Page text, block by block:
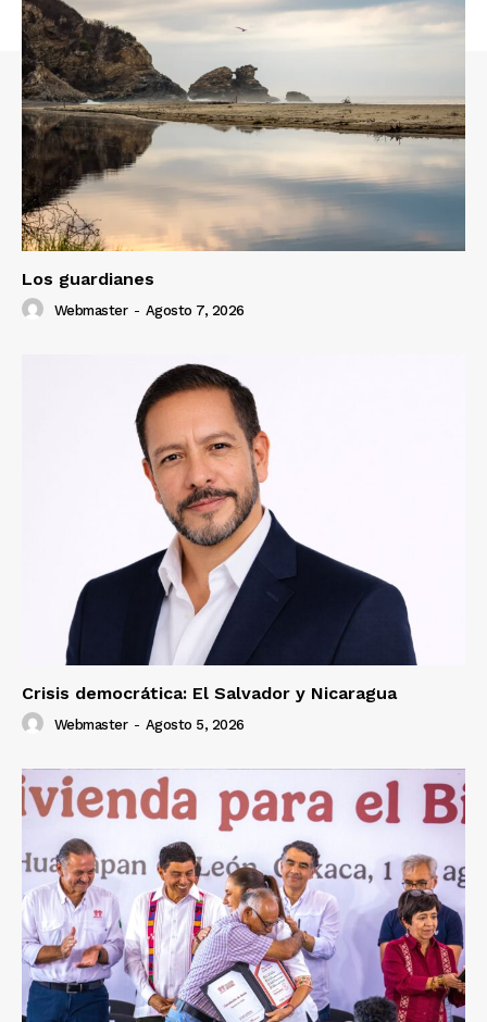
Los guardianes
Webmaster - Agosto 7, 2026
Crisis democrática: El Salvador y Nicaragua
Webmaster - Agosto 5, 2026